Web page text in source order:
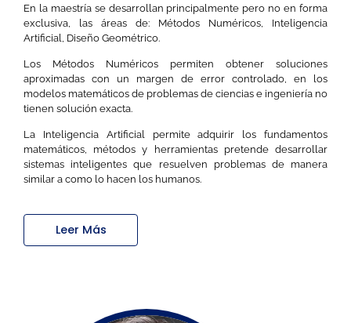
En la maestría se desarrollan principalmente pero no en forma
exclusiva, las áreas de: Métodos Numéricos, Inteligencia
Artificial, Diseño Geométrico.
Los Métodos Numéricos permiten obtener soluciones
aproximadas con un margen de error controlado, en los
modelos matemáticos de problemas de ciencias e ingeniería no
tienen solución exacta.
La Inteligencia Artificial permite adquirir los fundamentos
matemáticos, métodos y herramientas pretende desarrollar
sistemas inteligentes que resuelven problemas de manera
similar a como lo hacen los humanos.
Leer Más